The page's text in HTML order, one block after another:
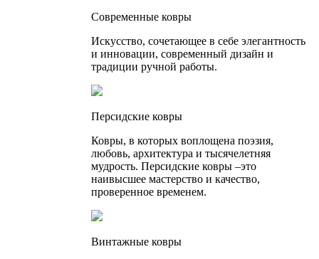
Cовременные ковры
Искусство, сочетающее в себе элегантность
и инновации, современный дизайн и
традиции ручной работы.
Персидские ковры
Ковры, в которых воплощена поэзия,
любовь, архитектура и тысячелетняя
мудрость. Персидские ковры –это
наивысшее мастерство и качество,
проверенное временем.
Винтажные ковры